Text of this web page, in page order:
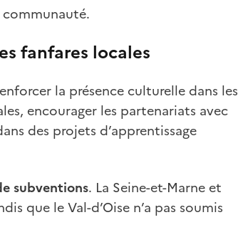
fanfares locales
la présence culturelle dans les
encourager les partenariats avec
des projets d’apprentissage
subventions. La Seine-et-Marne et
que le Val-d’Oise n’a pas soumis